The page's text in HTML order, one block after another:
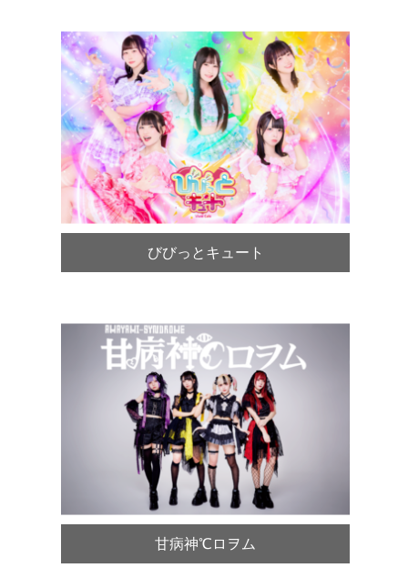
びびっとキュート
甘病神℃ロヲム